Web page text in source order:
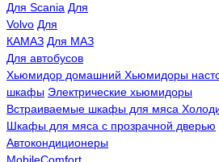
Для Scania Для
Volvo Для
КАМАЗ Для МАЗ
Для автобусов
Хьюмидор домашний Хьюмидоры
шкафы Электрические хьюмидоры
Встраиваемые шкафы для мяса
Шкафы для мяса с прозрачной дверью
Автокондиционеры